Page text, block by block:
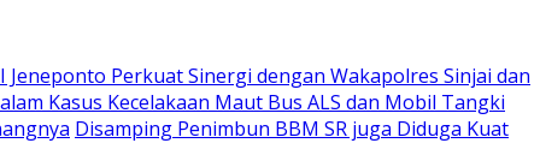
Jeneponto Perkuat Sinergi dengan Wakapolres Sinjai dan
Kasus Kecelakaan Maut Bus ALS dan Mobil Tangki
Disamping Penimbun BBM SR juga Diduga Kuat